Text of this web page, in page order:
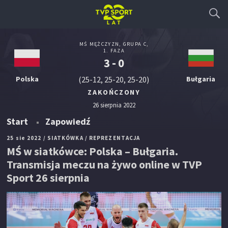
Polska
MŚ MĘŻCZYZN, GRUPA C,
1. FAZA
3 - 0
(25-12, 25-20, 25-20)
ZAKOŃCZONY
26 sierpnia 2022
Bułgaria
Start Zapowiedź
25 sie 2022 / SIATKÓWKA/ REPREZENTACJA
MŚ w siatkówce: Polska – Bułgaria.
Transmisja meczu na żywo online w TVP
Sport 26 sierpnia